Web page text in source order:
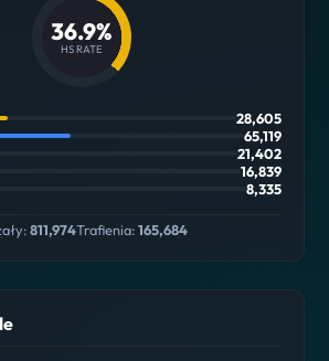
36.9%
HS RATE
28,605
65,119
21,402
16,839
8,335
811,974Trafienia:165,684